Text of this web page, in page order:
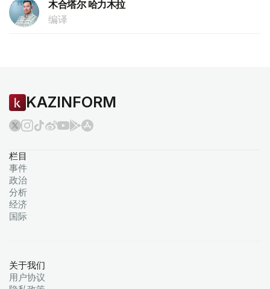
木合塔尔 哈力木拉
编译
KAZINFORM
栏目
事件
政治
分析
经济
国际
关于我们
用户协议